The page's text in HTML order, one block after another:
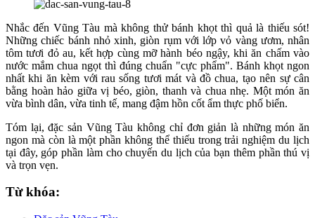
Nhắc đến Vũng Tàu mà không thử bánh khọt thì quả là thiếu sót!
Những chiếc bánh nhỏ xinh, giòn rụm với lớp vỏ vàng ươm, nhân
tôm tươi đỏ au, kết hợp cùng mỡ hành béo ngậy, khi ăn chấm vào
nước mắm chua ngọt thì đúng chuẩn "cực phẩm". Bánh khọt ngon
nhất khi ăn kèm với rau sống tươi mát và đồ chua, tạo nên sự cân
bằng hoàn hảo giữa vị béo, giòn, thanh và chua nhẹ. Một món ăn
vừa bình dân, vừa tinh tế, mang đậm hồn cốt ẩm thực phố biển.
Tóm lại, đặc sản Vũng Tàu không chỉ đơn giản là những món ăn
ngon mà còn là một phần không thể thiếu trong trải nghiệm du lịch
tại đây, góp phần làm cho chuyến du lịch của bạn thêm phần thú vị
và trọn vẹn.
Từ khóa: